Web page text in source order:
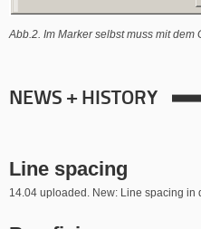
Abb.2. Im Marker selbst muss mit
NEWS + HISTORY
Line spacing
14.04 uploaded. New: Line spacing